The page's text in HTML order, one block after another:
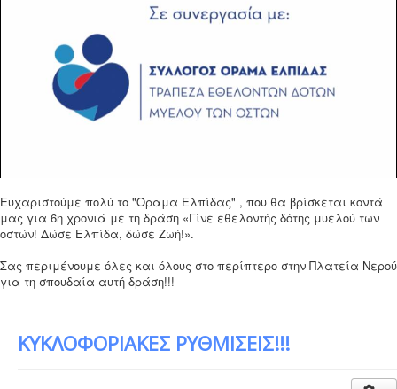
Ευχαριστούμε πολύ το "Όραμα Ελπίδας" , που θα βρίσκεται κοντά
μας για 6η χρονιά με τη δράση «Γίνε εθελοντής δότης μυελού των
οστών! Δώσε Ελπίδα, δώσε Ζωή!».
Σας περιμένουμε όλες και όλους στο περίπτερο στην Πλατεία Νερού
για τη σπουδαία αυτή δράση!!!
ΚΥΚΛΟΦΟΡΙΑΚΕΣ ΡΥΘΜΙΣΕΙΣ!!!